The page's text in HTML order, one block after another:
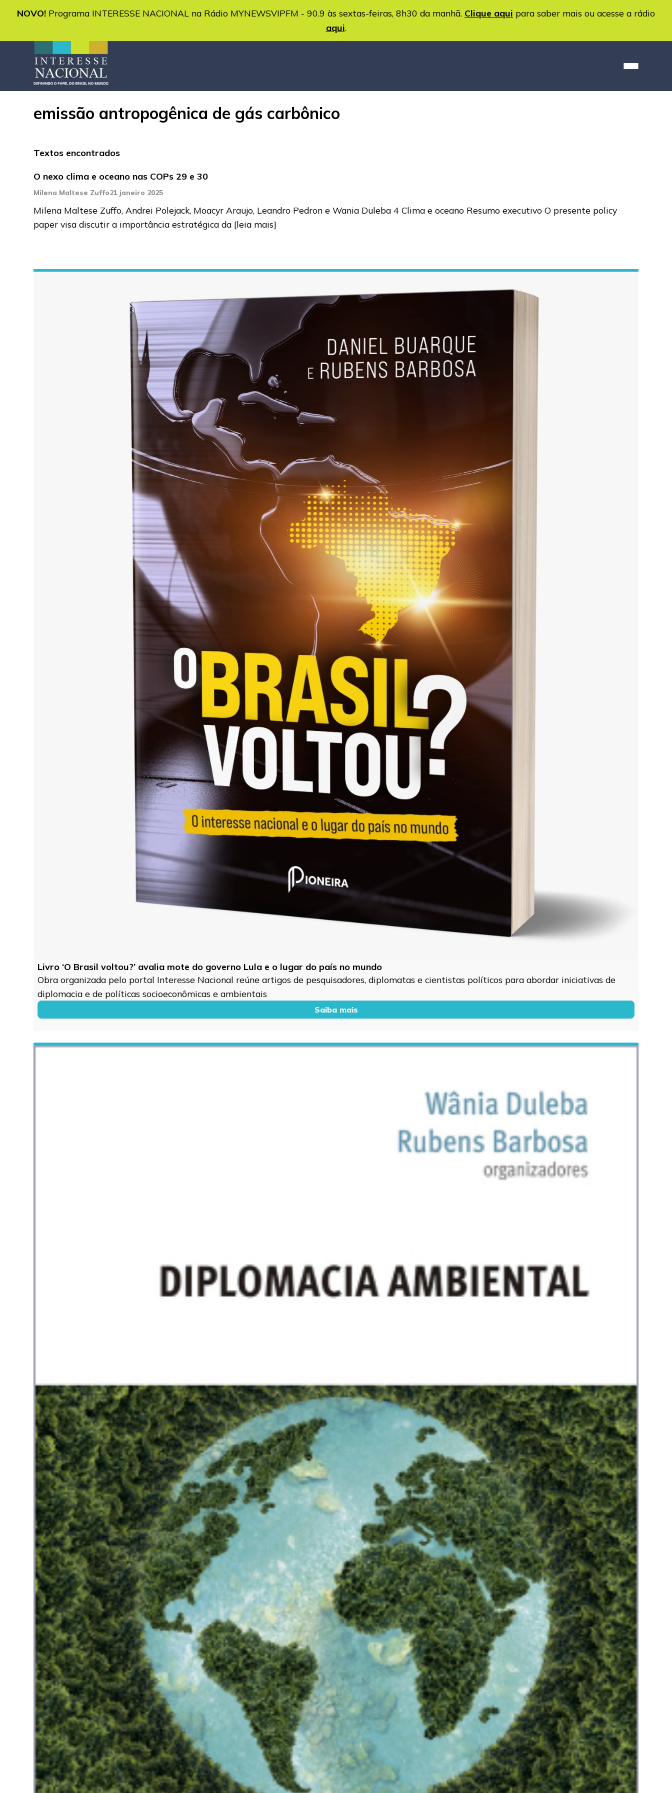
NOVO! Programa INTERESSE NACIONAL na Rádio MYNEWSVIPFM - 90.9 às sextas-feiras, 8h30 da manhã. Clique aqui para saber mais ou acesse a rádio
aqui.
emissão antropogênica de gás carbônico
Textos encontrados
O nexo clima e oceano nas COPs 29 e 30
Milena Maltese Zuffo21 janeiro 2025
Milena Maltese Zuffo, Andrei Polejack, Moacyr Araujo, Leandro Pedron e Wania Duleba 4 Clima e oceano Resumo executivo O presente policy
paper visa discutir a importância estratégica da [leia mais]
Livro ‘O Brasil voltou?’ avalia mote do governo Lula e o lugar do país no mundo
Obra organizada pelo portal Interesse Nacional reúne artigos de pesquisadores, diplomatas e cientistas políticos para abordar iniciativas de
diplomacia e de políticas socioeconômicas e ambientais
Saiba mais